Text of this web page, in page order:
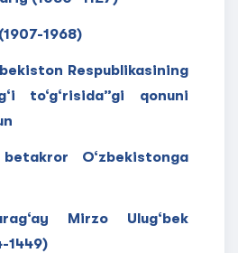
1968)
Respublikasining
to‘g‘risida”gi qonuni
O‘zbekistonga
Mirzo Ulug‘bek
1449)